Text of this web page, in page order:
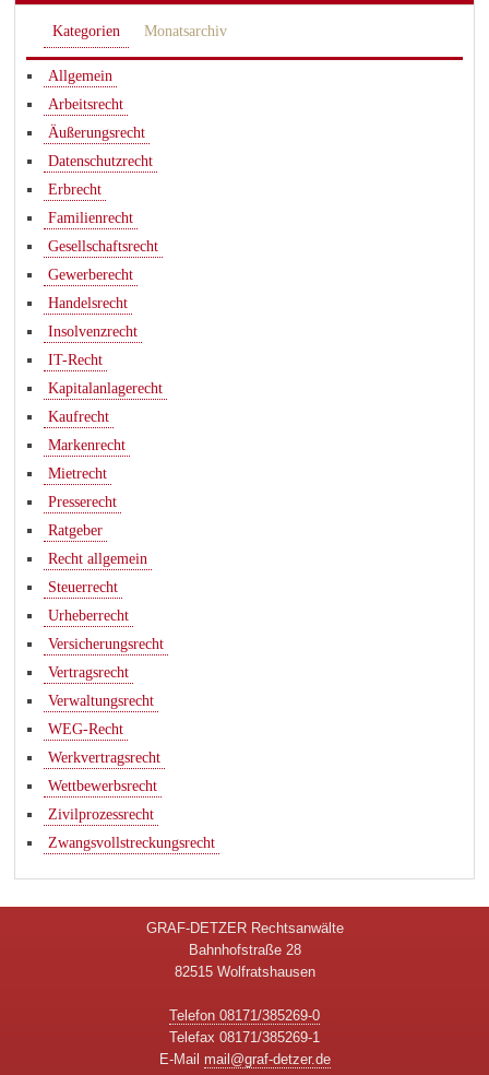
Kategorien Monatsarchiv
Allgemein
Arbeitsrecht
Äußerungsrecht
Datenschutzrecht
Erbrecht
Familienrecht
Gesellschaftsrecht
Gewerberecht
Handelsrecht
Insolvenzrecht
IT-Recht
Kapitalanlagerecht
Kaufrecht
Markenrecht
Mietrecht
Presserecht
Ratgeber
Recht allgemein
Steuerrecht
Urheberrecht
Versicherungsrecht
Vertragsrecht
Verwaltungsrecht
WEG-Recht
Werkvertragsrecht
Wettbewerbsrecht
Zivilprozessrecht
Zwangsvollstreckungsrecht
GRAF-DETZER Rechtsanwälte
Bahnhofstraße 28
82515 Wolfratshausen
Telefon 08171/385269-0
Telefax 08171/385269-1
E-Mail mail@graf-detzer.de